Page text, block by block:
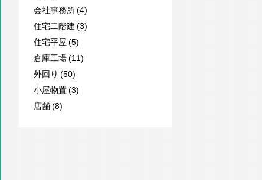
会社事務所 (4)
住宅二階建 (3)
住宅平屋 (5)
倉庫工場 (11)
外回り (50)
小屋物置 (3)
店舗 (8)